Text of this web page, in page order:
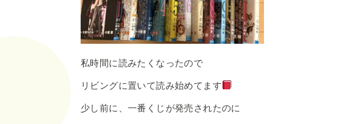
私時間に読みたくなったので
リビングに置いて読み始めてます
少し前に、一番くじが発売されたのに